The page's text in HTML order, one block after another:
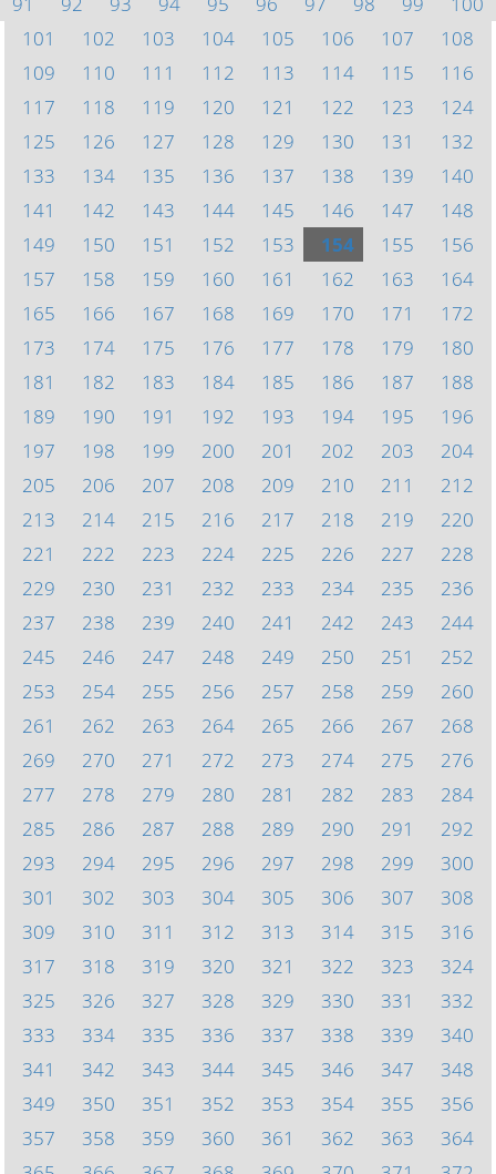
101
102 103 104 105 106 107
108
109
110 111 112 113 114 115
116
117
118 119 120 121 122 123
124
125
126 127 128 129 130 131
132
133
134 135 136 137 138 139
140
141
142 143 144 145 146 147
148
149
150 151 152 153 154 155
156
157
158 159 160 161 162 163
164
165
166 167 168 169 170 171
172
173
174 175 176 177 178 179
180
181
182 183 184 185 186 187
188
189
190 191 192 193 194 195
196
197
198 199 200 201 202 203
204
205
206 207 208 209 210 211
212
213
214 215 216 217 218 219
220
221
222 223 224 225 226 227
228
229
230 231 232 233 234 235
236
237
238 239 240 241 242 243
244
245
246 247 248 249 250 251
252
253
254 255 256 257 258 259
260
261
262 263 264 265 266 267
268
269
270 271 272 273 274 275
276
277
278 279 280 281 282 283
284
285
286 287 288 289 290 291
292
293
294 295 296 297 298 299
300
301
302 303 304 305 306 307
308
309
310 311 312 313 314 315
316
317
318 319 320 321 322 323
324
325
326 327 328 329 330 331
332
333
334 335 336 337 338 339
340
341
342 343 344 345 346 347
348
349
350 351 352 353 354 355
356
357
358 359 360 361 362 363
364